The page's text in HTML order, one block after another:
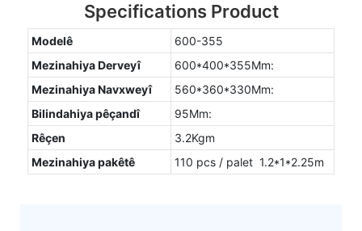
Specifications Product
Modelê
600-355
Mezinahiya Derveyî
600*400*355Mm:
Mezinahiya Navxweyî
560*360*330Mm:
Bilindahiya pêçandî
95Mm:
Rêçen
3.2Kgm
Mezinahiya pakêtê
110 pcs / palet 1.2*1*2.25m